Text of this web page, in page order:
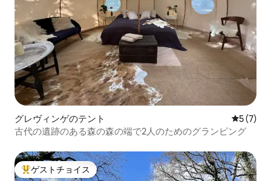
グレヴィンゲのテント レビュー
5 (7)
古代の遺跡のある森の森の端で2人のためのグランピング
大好評のゲストチョイスです。
ゲストチョイス